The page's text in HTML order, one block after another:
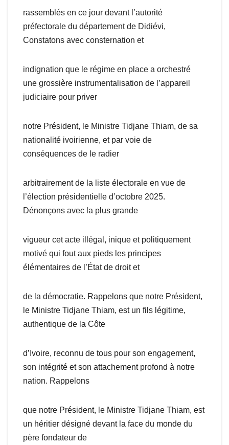
rassemblés en ce jour devant l’autorité
préfectorale du département de Didiévi,
Constatons avec consternation et
indignation que le régime en place a orchestré
une grossière instrumentalisation de l’appareil
judiciaire pour priver
notre Président, le Ministre Tidjane Thiam, de sa
nationalité ivoirienne, et par voie de
conséquences de le radier
arbitrairement de la liste électorale en vue de
l’élection présidentielle d’octobre 2025.
Dénonçons avec la plus grande
vigueur cet acte illégal, inique et politiquement
motivé qui fout aux pieds les principes
élémentaires de l’État de droit et
de la démocratie. Rappelons que notre Président,
le Ministre Tidjane Thiam, est un fils légitime,
authentique de la Côte
d’Ivoire, reconnu de tous pour son engagement,
son intégrité et son attachement profond à notre
nation. Rappelons
que notre Président, le Ministre Tidjane Thiam, est
un héritier désigné devant la face du monde du
père fondateur de